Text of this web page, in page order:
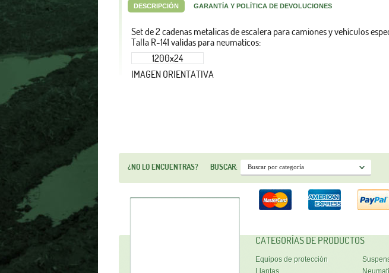
DESCRIPCIÓN GARANTÍA Y POLÍTICA DE DEVOLUCIONES
Set de 2 cadenas metalicas de escalera para camiones y vehículos
Talla R-141 validas para neumaticos:
1200x24
IMAGEN ORIENTATIVA
¿NO LO ENCUENTRAS? BUSCAR:
CATEGORÍAS DE PRODUCTOS
Equipos de protección
Llantas